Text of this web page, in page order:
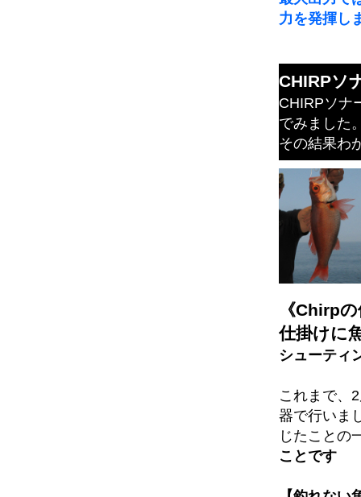
力を発揮し
CHIRPソ
CHIRPソナ
でみました
その結果わ
《Chirp
仕掛けに
シューティ
これまで、
器で行いま
じたこと
ことです